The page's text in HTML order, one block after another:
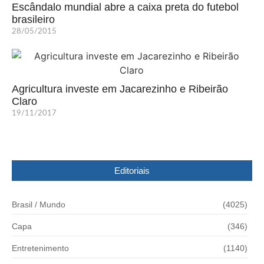
Escândalo mundial abre a caixa preta do futebol
brasileiro
28/05/2015
Agricultura investe em Jacarezinho e Ribeirão
Claro
19/11/2017
Editoriais
Brasil / Mundo (4025)
Capa (346)
Entretenimento (1140)